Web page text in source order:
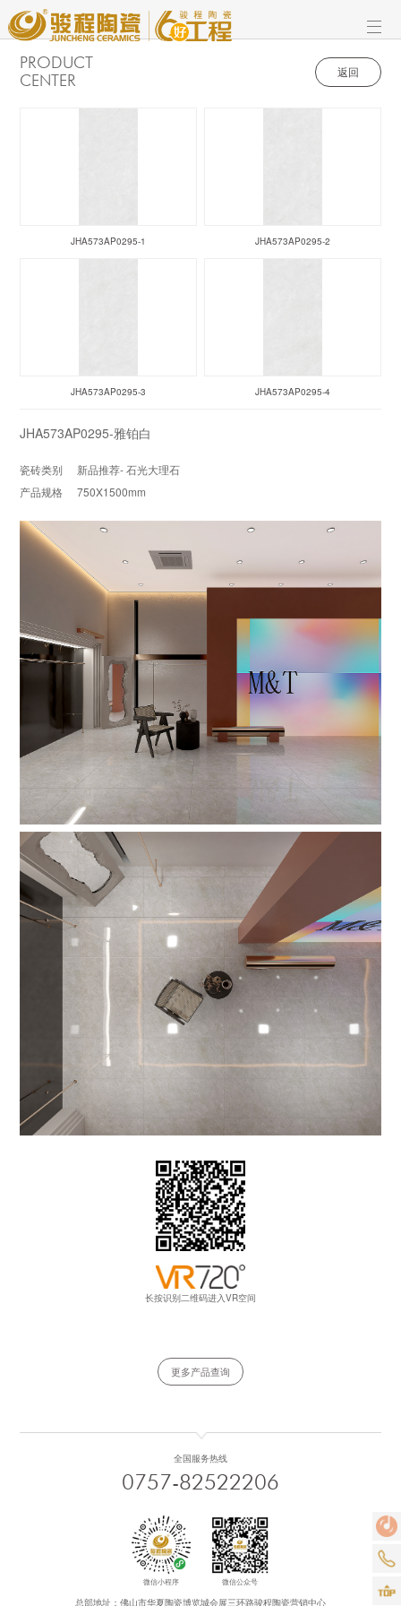
PRODUCT
CENTER
返回
JHA573AP0295-1 JHA573AP0295-2
JHA573AP0295-3 JHA573AP0295-4
JHA573AP0295-雅铂白
瓷砖类别
新品推荐- 石光大理石
产品规格
750X1500mm
长按识别二维码进入VR空间
更多产品查询
全国服务热线
0757-82522206
微信小程序 微信公众号
总部地址：佛山市华夏陶瓷博览城会展三环路骏程陶瓷营销中心